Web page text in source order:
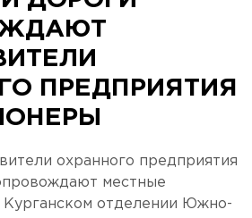
ПРЕДПРИЯТИЯ
охранного предприятия
местные
Курганском отделении Южно-